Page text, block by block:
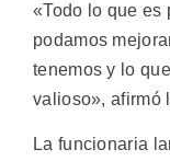
«Todo lo que es
podamos
tenemos y lo
valioso», afirmó
La funcionaria